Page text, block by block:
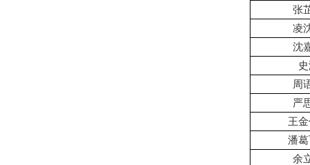
张
凌
沈
周
严
王
潘
余